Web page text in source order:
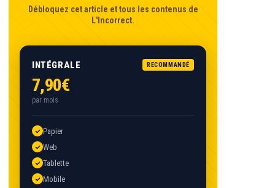
Débloquez cet article et tous les contenus de
L'Incorrect.
INTÉGRALE RECOMMANDÉ
7,90€
par mois
Papier
Web
Tablette
Mobile